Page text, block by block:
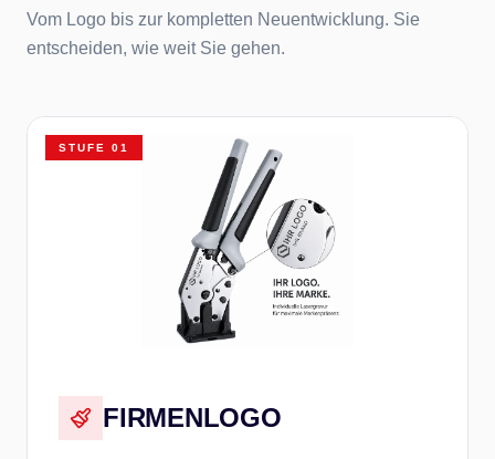
Vom Logo bis zur kompletten Neuentwicklung. Sie
entscheiden, wie weit Sie gehen.
STUFE 01
FIRMENLOGO